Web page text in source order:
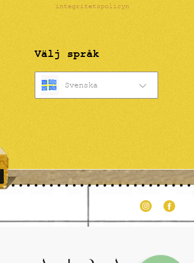
integritetspolicyn
Välj språk
Svenska